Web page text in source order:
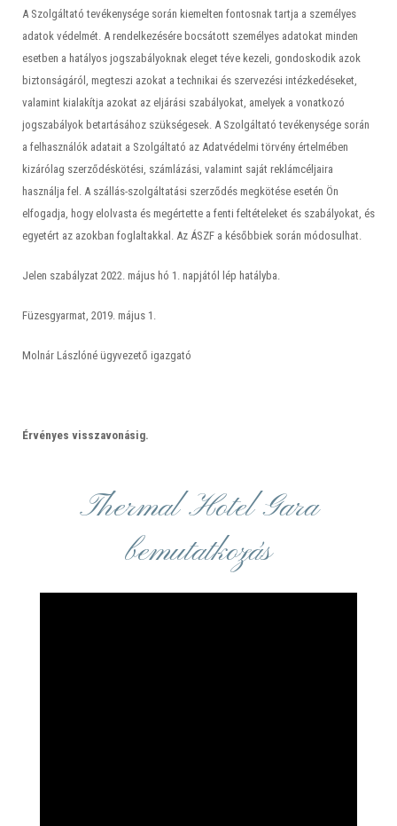
A Szolgáltató tevékenysége során kiemelten fontosnak tartja a személyes
adatok védelmét. A rendelkezésére bocsátott személyes adatokat minden
esetben a hatályos jogszabályoknak eleget téve kezeli, gondoskodik azok
biztonságáról, megteszi azokat a technikai és szervezési intézkedéseket,
valamint kialakítja azokat az eljárási szabályokat, amelyek a vonatkozó
jogszabályok betartásához szükségesek. A Szolgáltató tevékenysége során
a felhasználók adatait a Szolgáltató az Adatvédelmi törvény értelmében
kizárólag szerződéskötési, számlázási, valamint saját reklámcéljaira
használja fel. A szállás-szolgáltatási szerződés megkötése esetén Ön
elfogadja, hogy elolvasta és megértette a fenti feltételeket és szabályokat, és
egyetért az azokban foglaltakkal. Az ÁSZF a későbbiek során módosulhat.
Jelen szabályzat 2022. május hó 1. napjától lép hatályba.
Füzesgyarmat, 2019. május 1.
Molnár Lászlóné ügyvezető igazgató
Érvényes visszavonásig.
Thermal Hotel Gara
bemutatkozás